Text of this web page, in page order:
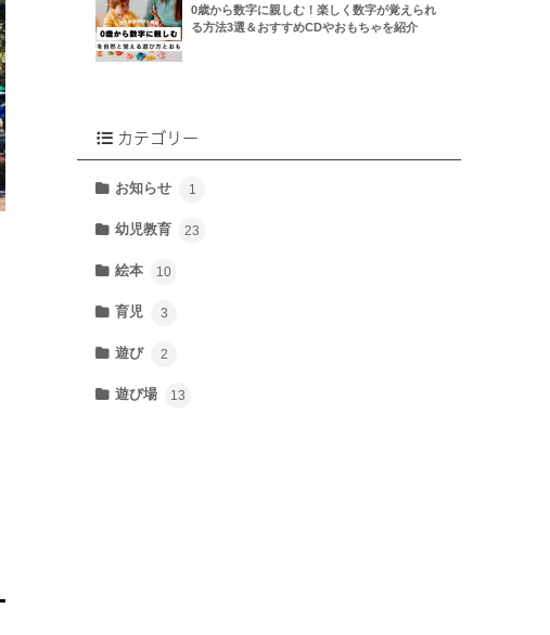
0歳から数字に親しむ！楽しく数字が覚えられ
る方法3選＆おすすめCDやおもちゃを紹介
カテゴリー
お知らせ 1
幼児教育 23
絵本 10
育児 3
遊び 2
遊び場 13